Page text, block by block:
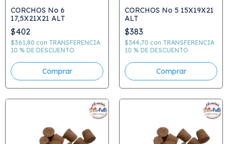
CORCHOS No 6
17,5X21X21 ALT
$402
$361,80 con TRANSFERENCIA
10 % DE DESCUENTO
CORCHOS No 5 15X19X21
ALT
$383
$344,70 con TRANSFERENCIA
10 % DE DESCUENTO